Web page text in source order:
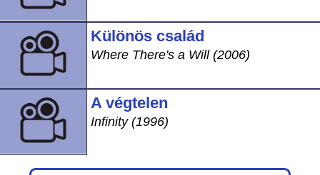
Különös család
Where There's a Will (2006)
A végtelen
Infinity (1996)